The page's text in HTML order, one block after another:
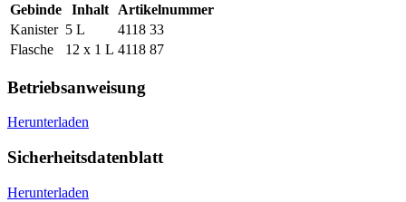
Gebinde Inhalt
Artikelnummer
Kanister 5 L
4118 33
Flasche
12 x 1 L 4118 87
Betriebsanweisung
Herunterladen
Sicherheitsdatenblatt
Herunterladen